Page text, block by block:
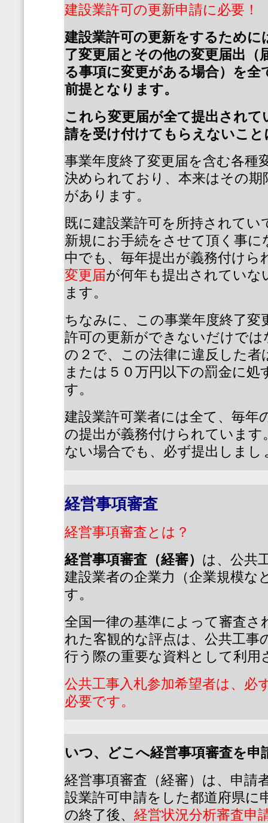
建設業許可の更新申請に必要！
建設業許可の更新をするために
了変更届とその他の変更届出（
る事項に変更がある場合）を
前提となります。
これら変更届が全て提出されて
請を受け付けてもらえないこ
事業年度終了変更届を含む各種
決められており、本来はその期
があります。
既に建設業許可を所持されてい
新規にお手続をさせて頂く事
中でも、毎年提出が義務付けら
変更届が何年も提出されていな
ます。
ちなみに、この事業年度終了変
許可の更新ができないだけでは
の２で、この法律に違反した者
または５０万円以下の罰金に
す。
建設業許可業者には全て、毎年
の提出が義務付けられています
ない場合でも、必ず提出しまし
経営事項審査
経営事項審査とは？
経営事項審査（経審） は、公共
建設業者の企業力（企業規模な
す。
全国一律の基準によって審査さ
れた客観的な評点は、公共工事
行う際の重要な資料として利用
公共工事入札参加希望者は、必
必要です。
いつ、どこへ経営事項審査を申
経営事項審査（経審）は、申請
設業許可申請をした都道府県に
の終了後、経営状況分析審査申